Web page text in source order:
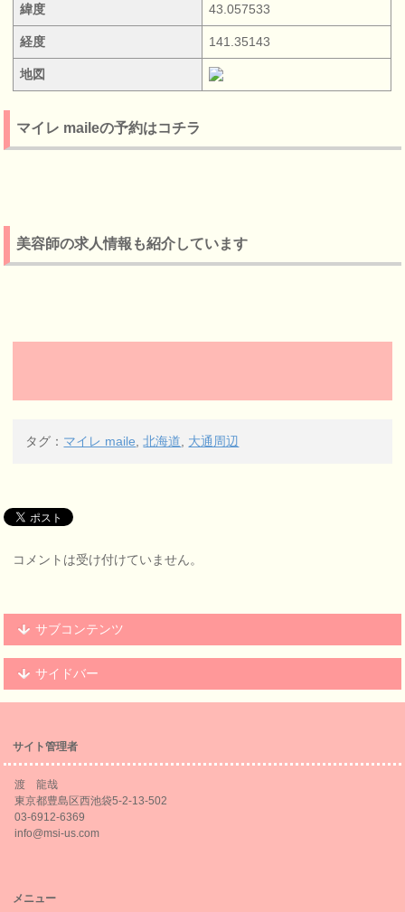
緯度 43.057533
経度 141.35143
地図
マイレ maileの予約はコチラ
美容師の求人情報も紹介しています
タグ： マイレ maile ,北海道 大通周辺
コメントは受け付けていません。
サブコンテンツ
サイドバー
サイト管理者
渡 龍哉
東京都豊島区西池袋5-2-13-502
03-6912-6369
info@msi-us.com
メニュー